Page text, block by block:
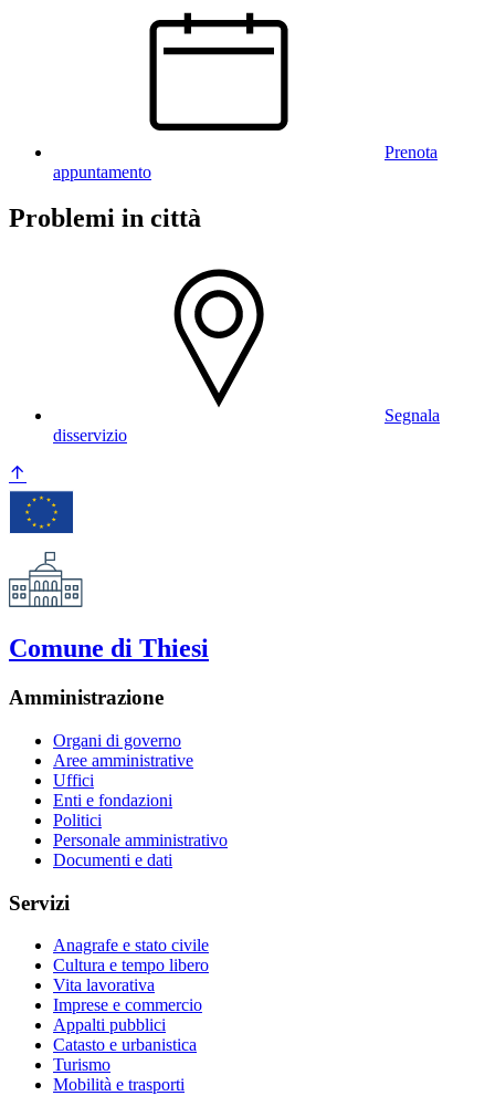
Prenota
appuntamento
Problemi in città
Segnala
disservizio
Comune di Thiesi
Amministrazione
Organi di governo
Aree amministrative
Uffici
Enti e fondazioni
Politici
Personale amministrativo
Documenti e dati
Servizi
Anagrafe e stato civile
Cultura e tempo libero
Vita lavorativa
Imprese e commercio
Appalti pubblici
Catasto e urbanistica
Turismo
Mobilità e trasporti